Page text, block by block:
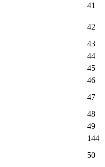
41
42
43
44
45
46
47
48
49
144
50